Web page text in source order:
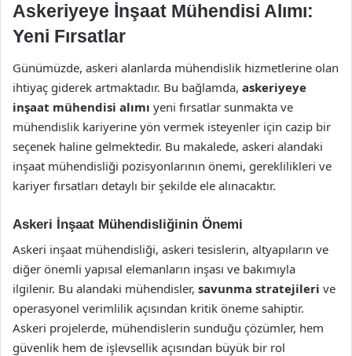
Askeriyeye İnşaat Mühendisi Alımı:
Yeni Fırsatlar
Günümüzde, askeri alanlarda mühendislik hizmetlerine olan
ihtiyaç giderek artmaktadır. Bu bağlamda, askeriyeye
inşaat mühendisi alımı yeni fırsatlar sunmakta ve
mühendislik kariyerine yön vermek isteyenler için cazip bir
seçenek haline gelmektedir. Bu makalede, askeri alandaki
inşaat mühendisliği pozisyonlarının önemi, gereklilikleri ve
kariyer fırsatları detaylı bir şekilde ele alınacaktır.
Askeri İnşaat Mühendisliğinin Önemi
Askeri inşaat mühendisliği, askeri tesislerin, altyapıların ve
diğer önemli yapısal elemanların inşası ve bakımıyla
ilgilenir. Bu alandaki mühendisler, savunma stratejileri ve
operasyonel verimlilik açısından kritik öneme sahiptir.
Askeri projelerde, mühendislerin sunduğu çözümler, hem
güvenlik hem de işlevsellik açısından büyük bir rol